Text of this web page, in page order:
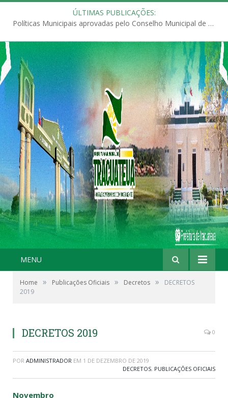
ÚLTIMAS PUBLICAÇÕES:
Políticas Municipais aprovadas pelo Conselho Municipal de Educação (CME)
MENU
Home » Publicações Oficiais » Decretos »
DECRETOS
2019
DECRETOS 2019 0
POR ADMINISTRADOR EM 1 DE DEZEMBRO DE 2019
DECRETOS, PUBLICAÇÕES OFICIAIS
Novembro